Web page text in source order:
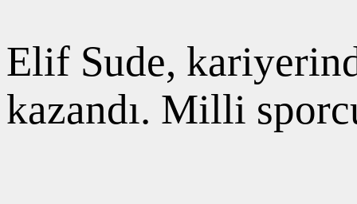
Elif Sude,
kazandı. Milli